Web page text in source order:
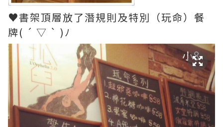
♥書架頂層放了潛規則及特別（玩命）餐
牌( ´ ▽ ` )ﾉ